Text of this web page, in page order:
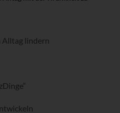
Alltag lindern